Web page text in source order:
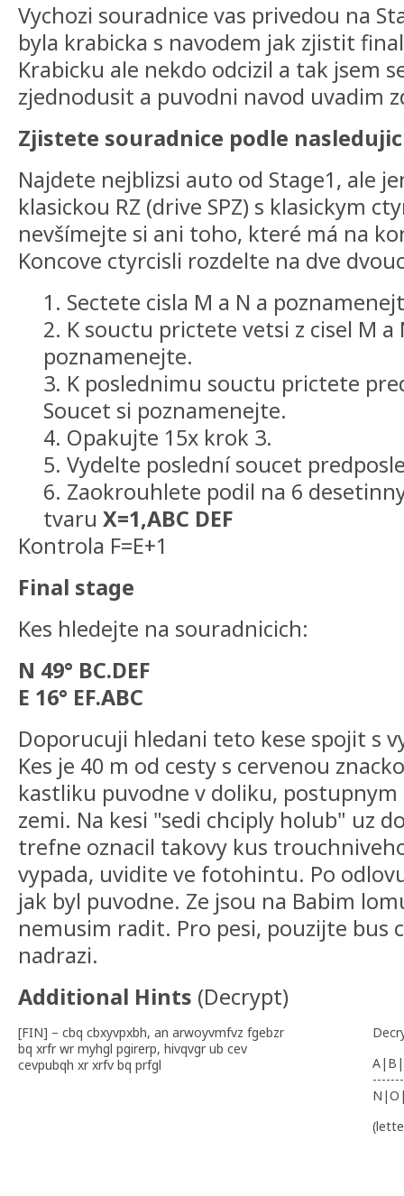
Vychozi souradnice vas privedou na
byla krabicka s navodem jak zjistit
Krabicku ale nekdo odcizil a tak jsem
zjednodusit a puvodni navod uvadim
Zjistete souradnice podle
Najdete nejblizsi auto od Stage1, ale
klasickou RZ (drive SPZ) s klasickym
nevšímejte si ani toho, které má na
Koncove ctyrcisli rozdelte na dve
1. Sectete cisla M a N a
2. K souctu prictete vetsi z cisel M a
poznamenejte.
3. K poslednimu souctu prictete
Soucet si poznamenejte.
4. Opakujte 15x krok 3.
5. Vydelte poslední soucet
6. Zaokrouhlete podil na 6
tvaru X=1,ABC DEF
Kontrola F=E+1
Final stage
Kes hledejte na souradnicich:
N 49° BC.DEF
E 16° EF.ABC
Doporucuji hledani teto kese spojit s
Kes je 40 m od cesty s cervenou
kastliku puvodne v doliku, postupnym
zemi. Na kesi "sedi chciply holub" uz
trefne oznacil takovy kus
vypada, uvidite ve fotohintu. Po
jak byl puvodne. Ze jsou na Babim
nemusim radit. Pro pesi, pouzijte bus
nadrazi.
Additional Hints (Decrypt)
[FIN] – cbq cbxyvpxbh, an arwoyvmfvz fgebzr
bq xrfr wr myhgl pgirerp, hivqvgr ub cev
cevpubqh xr xrfv bq prfgl